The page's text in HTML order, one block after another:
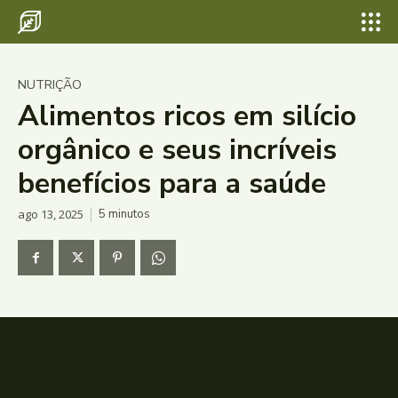
NUTRIÇÃO
Alimentos ricos em silício
orgânico e seus incríveis
benefícios para a saúde
ago 13, 2025 5 minutos